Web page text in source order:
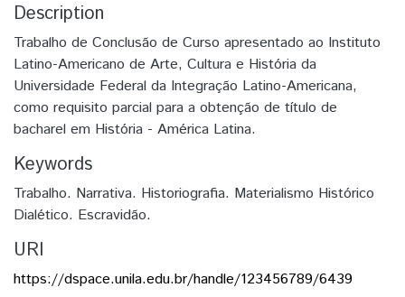
Description
Trabalho de Conclusão de Curso apresentado ao Instituto
Latino-Americano de Arte, Cultura e História da
Universidade Federal da Integração Latino-Americana,
como requisito parcial para a obtenção de título de
bacharel em História - América Latina.
Keywords
Trabalho. Narrativa. Historiografia. Materialismo Histórico
Dialético. Escravidão.
URI
https://dspace.unila.edu.br/handle/123456789/6439